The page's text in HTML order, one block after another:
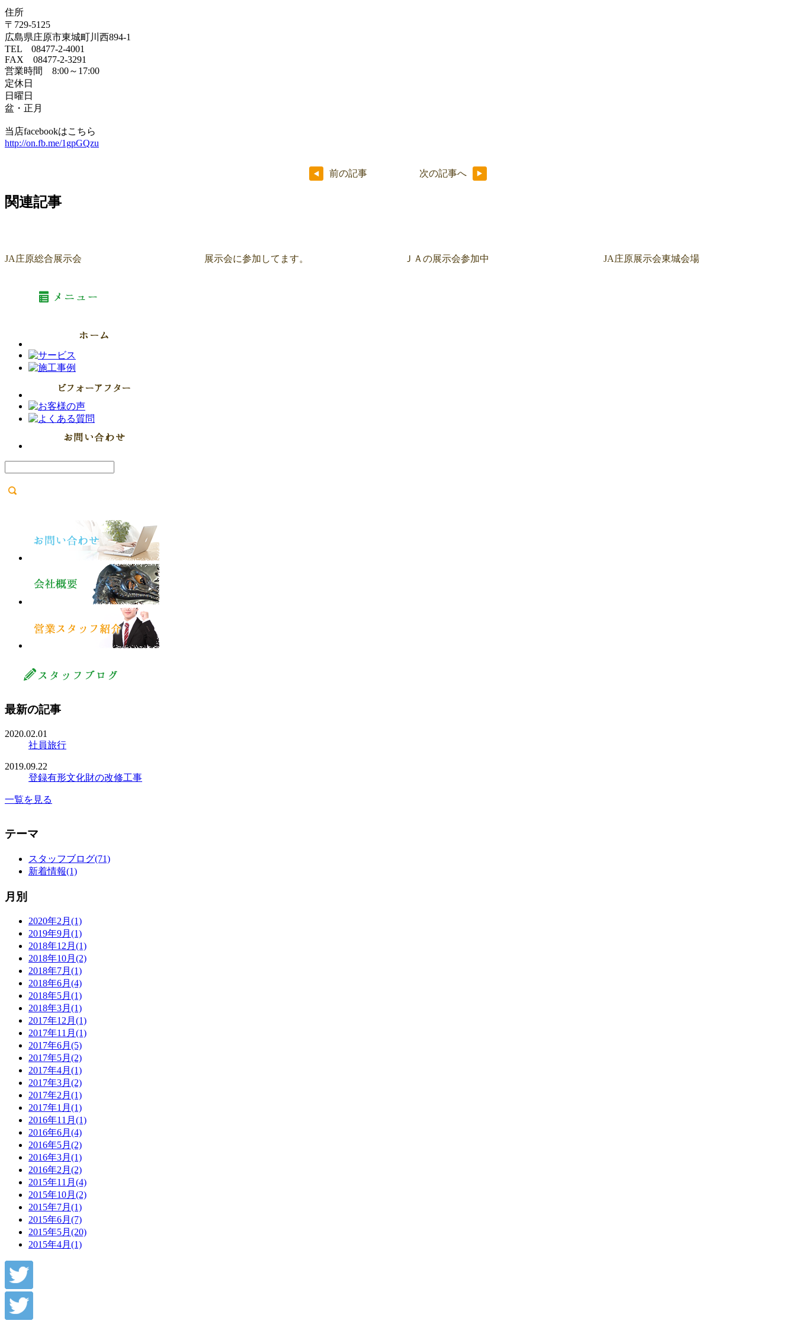
住所
〒729-5125
広島県庄原市東城町川西894-1
TEL 08477-2-4001
FAX 08477-2-3291
営業時間 8:00～17:00
定休日
日曜日
盆・正月
当店facebookはこちら
http://on.fb.me/1gpGQzu
前の記事 次の記事へ
関連記事
JA庄原総合展示会 展示会に参加してます。 ＪＡの展示会参加中 JA庄原展示会東城会場
最新の記事
2020.02.01
社員旅行
2019.09.22
登録有形文化財の改修工事
一覧を見る
テーマ
スタッフブログ(71)
新着情報(1)
月別
2020年2月(1)
2019年9月(1)
2018年12月(1)
2018年10月(2)
2018年7月(1)
2018年6月(4)
2018年5月(1)
2018年3月(1)
2017年12月(1)
2017年11月(1)
2017年6月(5)
2017年5月(2)
2017年4月(1)
2017年3月(2)
2017年2月(1)
2017年1月(1)
2016年11月(1)
2016年6月(4)
2016年5月(2)
2016年3月(1)
2016年2月(2)
2015年11月(4)
2015年10月(2)
2015年7月(1)
2015年6月(7)
2015年5月(20)
2015年4月(1)